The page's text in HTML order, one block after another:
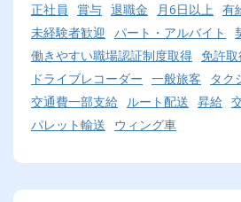
正社員 賞与 退職金 月6日以上 有
未経験者歓迎 パート・アルバイト
働きやすい職場認証制度取得 免許
ドライブレコーダー 一般旅客 タク
交通費一部支給
ルート配送 昇給
パレット輸送
ウィング車